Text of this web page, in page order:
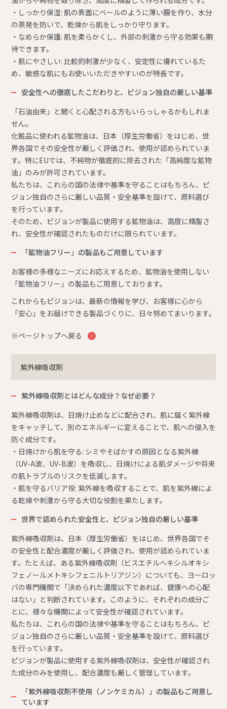
・しっかり保湿: 肌の表面にベールのように薄い膜を作り、水分
の蒸発を防いで、乾燥から肌をしっかり守ります。
・なめらか保護: 肌を柔らかくし、外部の刺激から守る効果も期
待できます。
・肌にやさしい: 比較的刺激が少なく、安定性に優れているた
め、敏感な肌にもお使いいただきやすいのが特長です。
安全性への徹底したこだわりと、ピジョン独自の厳しい基準
「石油由来」と聞くと心配される方もいらっしゃるかもしれま
せん。
化粧品に使われる鉱物油は、日本（厚生労働省）をはじめ、世
界各国でその安全性が厳しく評価され、使用が認められていま
す。特にEUでは、不純物が徹底的に除去された「高純度な鉱物
油」のみが許可されています。
私たちは、これらの国の法律や基準を守ることはもちろん、ピ
ジョン独自のさらに厳しい品質・安全基準を設けて、原料選び
を行っています。
そのため、ピジョンが製品に使用する鉱物油は、高度に精製さ
れ、安全性が確認されたものだけに限られています。
「鉱物油フリー」の製品もご用意しています
お客様の多様なニーズにお応えするため、鉱物油を使用しない
「鉱物油フリー」の製品もご用意しております。
これからもピジョンは、最新の情報を学び、お客様に心から
「安心」をお届けできる製品づくりに、日々努めてまいります。
※ページトップへ戻る
紫外線吸収剤
紫外線吸収剤とはどんな成分？なぜ必要？
紫外線吸収剤は、日焼け止めなどに配合され、肌に届く紫外線
をキャッチして、別のエネルギーに変えることで、肌への侵入を
防ぐ成分です。
・日焼けから肌を守る: シミやそばかすの原因となる紫外線
（UV-A波、UV-B波）を吸収し、日焼けによる肌ダメージや将来
の肌トラブルのリスクを低減します。
・肌を守るバリア役: 紫外線を吸収することで、肌を紫外線によ
る乾燥や刺激から守る大切な役割を果たします。
世界で認められた安全性と、ピジョン独自の厳しい基準
紫外線吸収剤は、日本（厚生労働省）をはじめ、世界各国でそ
の安全性と配合濃度が厳しく評価され、使用が認められていま
す。たとえば、ある紫外線吸収剤（ビスエチルヘキシルオキシ
フェノールメトキシフェニルトリアジン）についても、ヨーロッ
パの専門機関で「決められた濃度以下であれば、健康への心配
はない」と判断されています。このように、それぞれの成分ご
とに、様々な機関によって安全性が確認されています。
私たちは、これらの国の法律や基準を守ることはもちろん、ピ
ジョン独自のさらに厳しい品質・安全基準を設けて、原料選び
を行っています。
ピジョンが製品に使用する紫外線吸収剤は、安全性が確認され
た成分のみを使用し、配合濃度も厳しく管理しています。
「紫外線吸収剤不使用（ノンケミカル）」の製品もご用意し
ています